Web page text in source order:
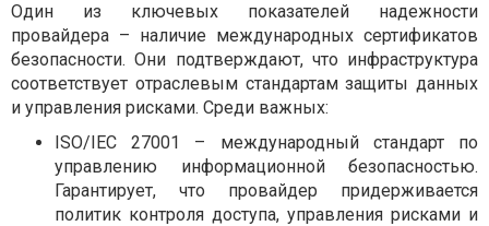
Один из ключевых показателей надежности
провайдера – наличие международных сертификатов
безопасности. Они подтверждают, что инфраструктура
соответствует отраслевым стандартам защиты данных
и управления рисками. Среди важных:
ISO/IEC 27001 – международный стандарт по
управлению информационной безопасностью.
Гарантирует, что провайдер придерживается
политик контроля доступа, управления рисками и